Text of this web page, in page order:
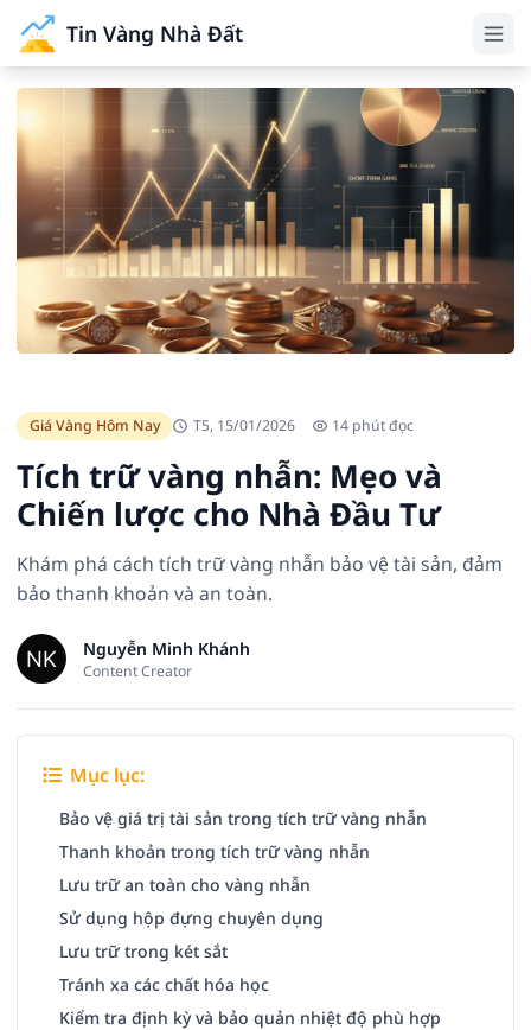
Tin Vàng Nhà Đất
Giá Vàng Hôm Nay T5, 15/01/2026 14 phút đọc
Tích trữ vàng nhẫn: Mẹo và
Chiến lược cho Nhà Đầu Tư
Khám phá cách tích trữ vàng nhẫn bảo vệ tài sản, đảm
bảo thanh khoản và an toàn.
Nguyễn Minh Khánh
Content Creator
Mục lục:
Bảo vệ giá trị tài sản trong tích trữ vàng nhẫn
Thanh khoản trong tích trữ vàng nhẫn
Lưu trữ an toàn cho vàng nhẫn
Sử dụng hộp đựng chuyên dụng
Lưu trữ trong két sắt
Tránh xa các chất hóa học
Kiểm tra định kỳ và bảo quản nhiệt độ phù hợp